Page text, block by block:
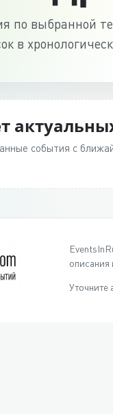
по выбранной
в
события с
описания
Уточните